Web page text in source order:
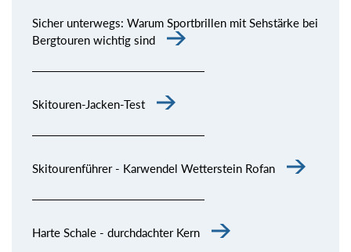
Sicher unterwegs: Warum Sportbrillen mit Sehstärke bei
Bergtouren wichtig sind
Skitouren-Jacken-Test
Skitourenführer - Karwendel Wetterstein Rofan
Harte Schale - durchdachter Kern